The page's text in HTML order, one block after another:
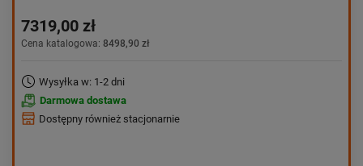
7319,00 zł
Cena katalogowa: 8498,90 zł
Wysyłka w: 1-2 dni
Darmowa dostawa
Dostępny również stacjonarnie